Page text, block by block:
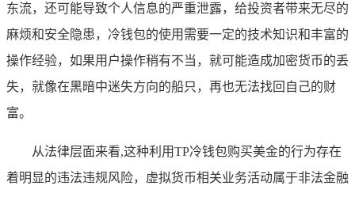
东流，还可能导致个人信息的严重泄露，给投资者带来无尽的
麻烦和安全隐患，冷钱包的使用需要一定的技术知识和丰富的
操作经验，如果用户操作稍有不当，就可能造成加密货币的丢
失，就像在黑暗中迷失方向的船只，再也无法找回自己的财
富。
从法律层面来看,这种利用TP冷钱包购买美金的行为存在
着明显的违法违规风险，虚拟货币相关业务活动属于非法金融